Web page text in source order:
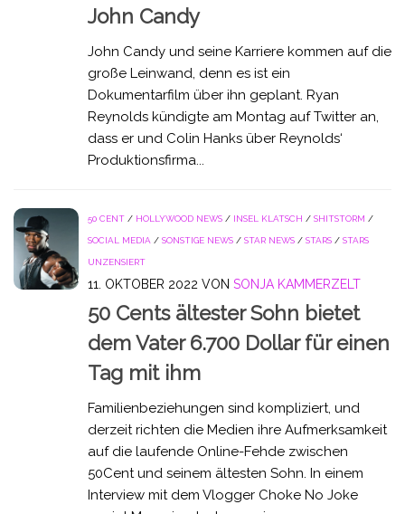
John Candy
John Candy und seine Karriere kommen auf die
große Leinwand, denn es ist ein
Dokumentarfilm über ihn geplant. Ryan
Reynolds kündigte am Montag auf Twitter an,
dass er und Colin Hanks über Reynolds‘
Produktionsfirma...
50 CENT / HOLLYWOOD NEWS / INSEL KLATSCH / SHITSTORM /
SOCIAL MEDIA / SONSTIGE NEWS / STAR NEWS / STARS / STARS
UNZENSIERT
11. OKTOBER 2022 VON SONJA KAMMERZELT
50 Cents ältester Sohn bietet
dem Vater 6.700 Dollar für einen
Tag mit ihm
Familienbeziehungen sind kompliziert, und
derzeit richten die Medien ihre Aufmerksamkeit
auf die laufende Online-Fehde zwischen
50Cent und seinem ältesten Sohn. In einem
Interview mit dem Vlogger Choke No Joke